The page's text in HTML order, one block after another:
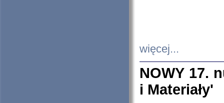
więcej...
NOWY 17.
i Materiały'